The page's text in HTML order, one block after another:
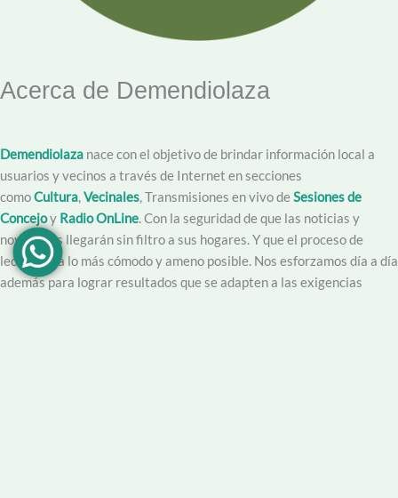
Acerca de Demendiolaza
Demendiolaza nace con el objetivo de brindar información local a
usuarios y vecinos a través de Internet en secciones
comoCultura,Vecinales, Transmisiones en vivo deSesiones de
Concejoy Radio OnLine. Con la seguridad de que las noticias y
novedades llegarán sin filtro a sus hogares. Y que el proceso de
lectura sea lo más cómodo y ameno posible. Nos esforzamos día a día
además para lograr resultados que se adapten a las exigencias